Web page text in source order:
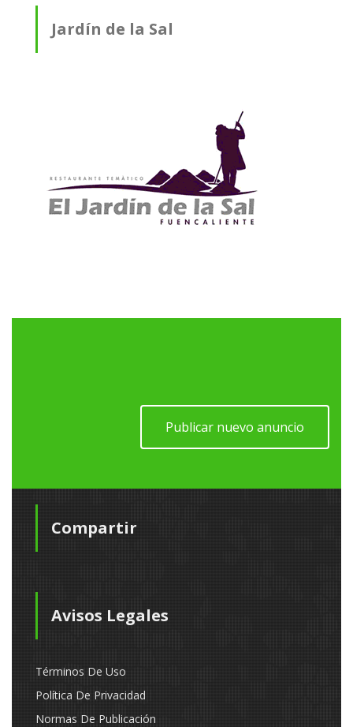
Jardín de la Sal
Publicar nuevo anuncio
Compartir
Avisos Legales
Términos De Uso
Política De Privacidad
Normas De Publicación